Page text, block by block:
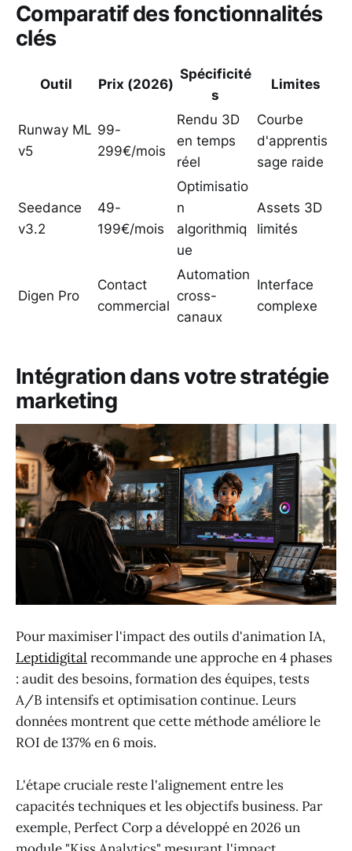
Comparatif des fonctionnalités
clés
Outil Prix (2026)
Spécificité
s
Limites
Runway ML
v5
99-
299€/mois
Rendu 3D
en temps
réel
Courbe
d'apprentis
sage raide
Seedance
v3.2
49-
199€/mois
Optimisatio
n
algorithmiq
ue
Assets 3D
limités
Digen Pro
Contact
commercial
Automation
cross-
canaux
Interface
complexe
Intégration dans votre stratégie
marketing
Pour maximiser l'impact des outils d'animation IA,
Leptidigital recommande une approche en 4 phases
: audit des besoins, formation des équipes, tests
A/B intensifs et optimisation continue. Leurs
données montrent que cette méthode améliore le
ROI de 137% en 6 mois.
L'étape cruciale reste l'alignement entre les
capacités techniques et les objectifs business. Par
exemple, Perfect Corp a développé en 2026 un